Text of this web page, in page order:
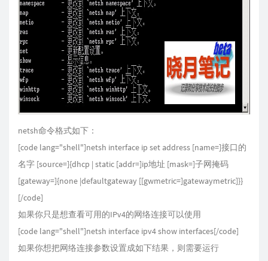
netsh命令格式如下：
[code lang="shell"]netsh interface ip set address [name=]接口的
名字 [source=]{dhcp | static [addr=]ip地址 [mask=]子网掩码
[gateway=]{none |defaultgateway [[gwmetric=]gatewaymetric]}}
[/code]
如果你只是想查看可用的IPv4的网络连接可以使用
[code lang="shell"]netsh interface ipv4 show interfaces[/code]
如果你想把网络连接参数设置成如下结果，则需要运行